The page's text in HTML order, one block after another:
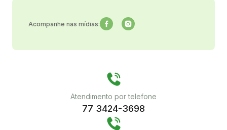
Acompanhe nas mídias:
Atendimento por telefone
77 3424-3698